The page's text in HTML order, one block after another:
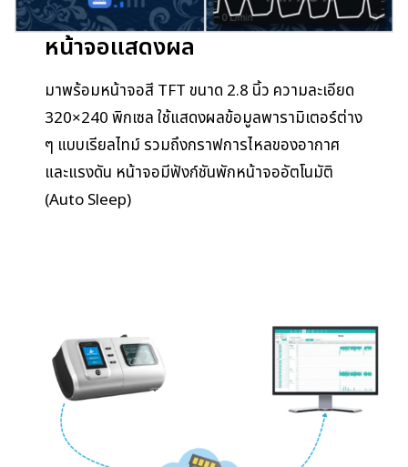
หน้าจอแสดงผล
มาพร้อมหน้าจอสี TFT ขนาด 2.8 นิ้ว ความละเอียด
320×240 พิกเซล ใช้แสดงผลข้อมูลพารามิเตอร์ต่าง
ๆ แบบเรียลไทม์ รวมถึงกราฟการไหลของอากาศ
และแรงดัน หน้าจอมีฟังก์ชันพักหน้าจออัตโนมัติ
(Auto Sleep)